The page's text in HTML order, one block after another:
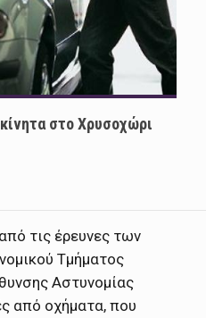
στο Χρυσοχώρι
τις έρευνες των
Τμήματος
Αστυνομίας
από οχήματα, που